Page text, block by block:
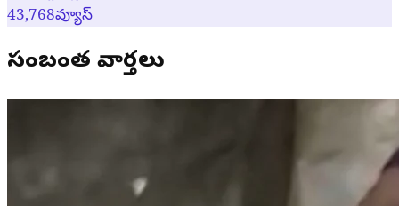
43,768వ్యూస్
సంబంధిత వార్తలు